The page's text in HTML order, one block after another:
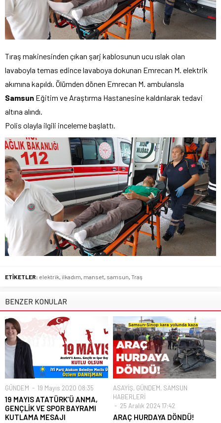
Tıraş makinesinden çıkan şarj kablosunun ucu ıslak olan
lavaboyla temas edince lavaboya dokunan Emrecan M. elektrik
akımına kapıldı. Ölümden dönen Emrecan M. ambulansla
Samsun Eğitim ve Araştırma Hastanesine kaldırılarak tedavi
altına alındı.
Polis olayla ilgili inceleme başlattı.
ETİKETLER: elektrik, ilkadım, manset, samsun, Traş
BENZER KONULAR
GÜNDEM 19 Mayıs 2020 08:35
19 MAYIS ATATÜRK’Ü ANMA,
GENÇLİK VE SPOR BAYRAMI
KUTLAMA MESAJI
ASAYİŞ, GÜNDEM, SAMSUN
HABERLERİ
25 Aralık 2024 17:42
ARAÇ HURDAYA DÖNDÜ!